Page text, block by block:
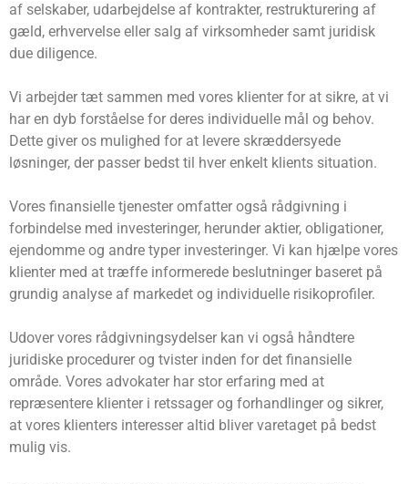
af selskaber, udarbejdelse af kontrakter, restrukturering af
gæld, erhvervelse eller salg af virksomheder samt juridisk
due diligence.
Vi arbejder tæt sammen med vores klienter for at sikre, at vi
har en dyb forståelse for deres individuelle mål og behov.
Dette giver os mulighed for at levere skræddersyede
løsninger, der passer bedst til hver enkelt klients situation.
Vores finansielle tjenester omfatter også rådgivning i
forbindelse med investeringer, herunder aktier, obligationer,
ejendomme og andre typer investeringer. Vi kan hjælpe vores
klienter med at træffe informerede beslutninger baseret på
grundig analyse af markedet og individuelle risikoprofiler.
Udover vores rådgivningsydelser kan vi også håndtere
juridiske procedurer og tvister inden for det finansielle
område. Vores advokater har stor erfaring med at
repræsentere klienter i retssager og forhandlinger og sikrer,
at vores klienters interesser altid bliver varetaget på bedst
mulig vis.